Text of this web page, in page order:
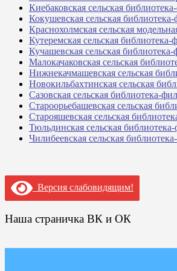
Киебаковская сельская
Кокушевская сельская
Краснохолмская сельская
Кутеремская сельская
Кучашевская сельская
Малокачаковская сельская
Нижнекачмашевская сельская
Новокильбахтинская сельская
Сазовская сельская библиотека-
Староорьебашевская сельская
Старояшевская сельская
Тюльдинская сельская
Чилибеевская сельская
Версия слабовидящим!
Наша страничка ВК и ОК